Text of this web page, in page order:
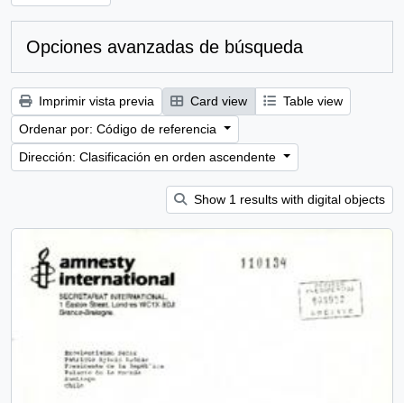
Opciones avanzadas de búsqueda
Imprimir vista previa Card view
Table view
Ordenar por: Código de referencia
Dirección: Clasificación en orden ascendente
Show 1 results with digital objects